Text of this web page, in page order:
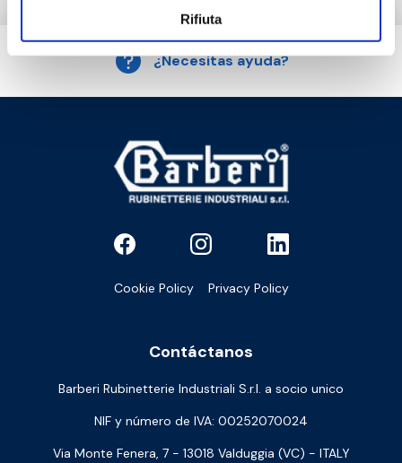
Rifiuta
¿Necesitas ayuda?
Cookie Policy Privacy Policy
Contáctanos
Barberi Rubinetterie Industriali S.r.l. a socio unico
NIF y número de IVA: 00252070024
Via Monte Fenera, 7 - 13018 Valduggia (VC) - ITALY